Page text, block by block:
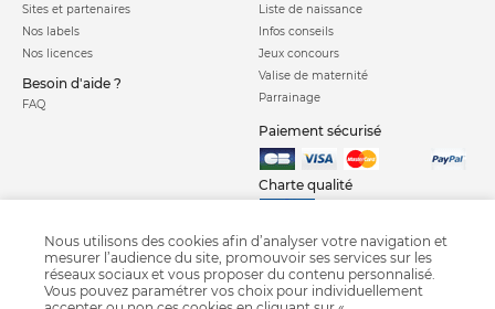
Sites et partenaires
Nos labels
Nos licences
Besoin d'aide ?
FAQ
Liste de naissance
Infos conseils
Jeux concours
Valise de maternité
Parrainage
Paiement sécurisé
Charte qualité
Nous utilisons des cookies afin d’analyser votre navigation et
mesurer l’audience du site, promouvoir ses services sur les
réseaux sociaux et vous proposer du contenu personnalisé.
Vous pouvez paramétrer vos choix pour individuellement